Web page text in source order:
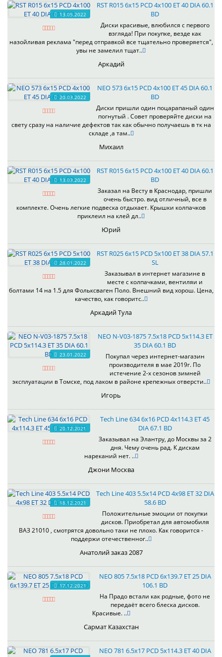
13.05.2022
RST R015 6x15 PCD 4x100 ET 40 DIA 60.1
BD
Диски красивые, влюбился с первого
взгляда! При покупке, везде как
назойливая реклама "перед отправкой все тщательно проверяется",
увы не замелил тщат..
Аркадий
20.03.2022
NEO 573 6x15 PCD 4x100 ET 45 DIA 60.1
BD
Диски пришли один поцарапаный один
погнутый . Совет проверяйте диски на
свету сразу на наличие дефектов так как обычно получаешь в тк на
складе ,а там..
Михаил
13.03.2022
RST R015 6x15 PCD 4x100 ET 40 DIA 60.1
BD
Заказал на Весту в Краснодар, пришли
очень быстро. вид отличный, все в
комплекте. Очень легкие подвеска отдыхает. Крышки колпачков
приклеил на клей дл..
Юрий
28.01.2022
RST R025 6x15 PCD 5x100 ET 38 DIA 57.1
SL
Заказывал в интернет магазине в
месте с колпачками, вентиляи и
болтами 14 на 1.5 для Фольксваген Поло. Внешний вид хорош. Цена,
качество, как говоритс..
Аркадий Тула
23.01.2022
NEO N-V03-1875 7.5x18 PCD 5x114.3 ET
35 DIA 60.1 BD
Покупал через интернет-магазин
производителя в мае 2019г. По
истечение 2-х сезонов зимней
эксплуатации в Томске, под лаком в районе крепежных отверсти..
Игорь
20.12.2021
Tech Line 634 6x16 PCD 4x114.3 ET 45
DIA 67.1 BD
Заказывал на Элантру, до Москвы за 2
дня. Чему очень рад. К дискам
нареканий нет. ..
Джони Москва
18.12.2021
Tech Line 403 5.5x14 PCD 4x98 ET 32 DIA
58.6 BD
Положительные эмоции от покупки
дисков. Приобретал для автомобиля
ВАЗ 21010 , смотрятся довольно таки не плохо. Как говорится -
поддержи отечественног..
Анатолий заказ 2087
17.12.2021
NEO 805 7.5x18 PCD 6x139.7 ET 25 DIA
106.1 BD
На Прадо встали как родные, фото не
передаёт всего блеска дисков.
Красивые. ..
Сармат Казахстан
NEO 781 6.5x17 PCD 5x114.3 ET 40 DIA